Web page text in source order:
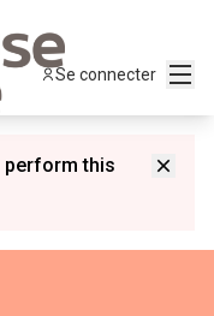
Se connecter
perform this